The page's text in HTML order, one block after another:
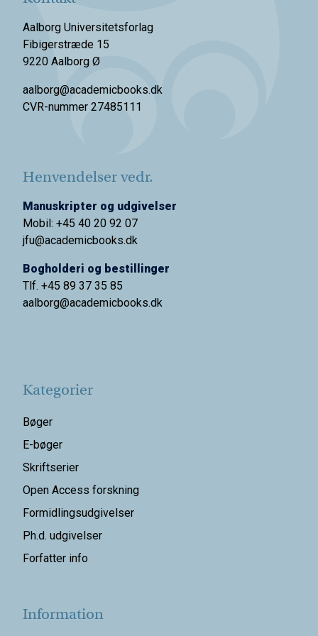
Aalborg Universitetsforlag
Fibigerstræde 15
9220 Aalborg Ø
aalborg@academicbooks.dk
CVR-nummer 27485111
Henvendelser vedr.
Manuskripter og udgivelser
Mobil: +45 40 20 92 07
jfu@academicbooks.dk
Bogholderi og bestillinger
Tlf. +45 89 37 35 85
aalborg@academicbooks.dk
Kategorier
Bøger
E-bøger
Skriftserier
Open Access forskning
Formidlingsudgivelser
Ph.d. udgivelser
Forfatter info
Information